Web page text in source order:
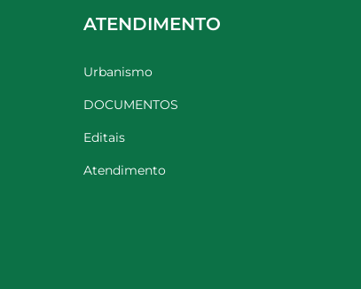
ATENDIMENTO
Urbanismo
DOCUMENTOS
Editais
Atendimento